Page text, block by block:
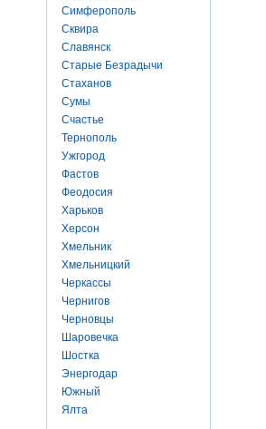
Симферополь
Сквира
Славянск
Старые Безрадычи
Стаханов
Сумы
Счастье
Тернополь
Ужгород
Фастов
Феодосия
Харьков
Херсон
Хмельник
Хмельницкий
Черкассы
Чернигов
Черновцы
Шаровечка
Шостка
Энергодар
Южный
Ялта